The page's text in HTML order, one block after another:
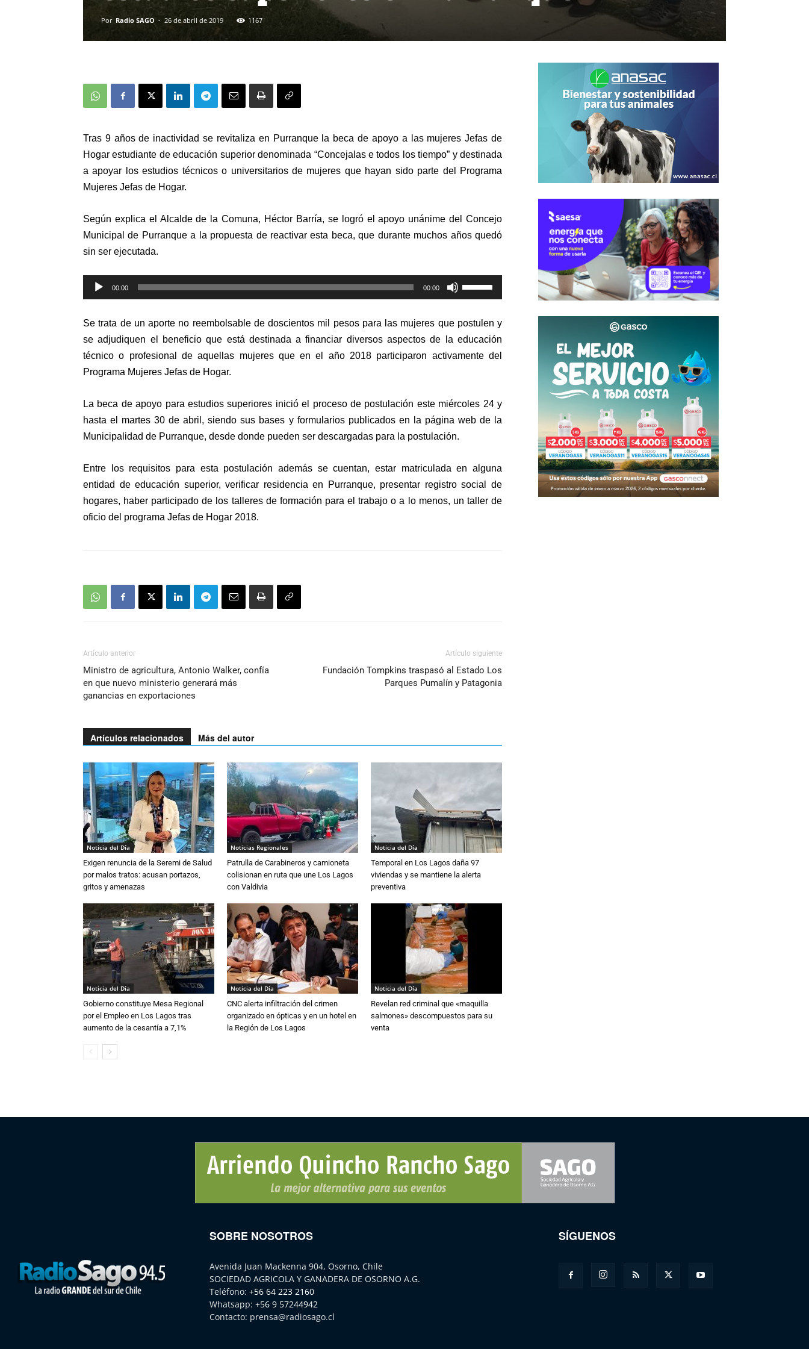
Por Radio SAGO - 26 de abril de 2019 1167
Tras 9 años de inactividad se revitaliza en Purranque la beca de apoyo a las mujeres Jefas de
Hogar estudiante de educación superior denominada “Concejalas e todos los tiempo” y destinada
a apoyar los estudios técnicos o universitarios de mujeres que hayan sido parte del Programa
Mujeres Jefas de Hogar.
Según explica el Alcalde de la Comuna, Héctor Barría, se logró el apoyo unánime del Concejo
Municipal de Purranque a la propuesta de reactivar esta beca, que durante muchos años quedó
sin ser ejecutada.
Reproductor
de
00:00 00:00
las
de
flecha
arriba/abajo
o
disminuir
Se trata de un aporte no reembolsable de doscientos mil pesos para las mujeres que postulen y
se adjudiquen el beneficio que está destinada a financiar diversos aspectos de la educación
técnico o profesional de aquellas mujeres que en el año 2018 participaron activamente del
Programa Mujeres Jefas de Hogar.
La beca de apoyo para estudios superiores inició el proceso de postulación este miércoles 24 y
hasta el martes 30 de abril, siendo sus bases y formularios publicados en la página web de la
Municipalidad de Purranque, desde donde pueden ser descargadas para la postulación.
Entre los requisitos para esta postulación además se cuentan, estar matriculada en alguna
entidad de educación superior, verificar residencia en Purranque, presentar registro social de
hogares, haber participado de los talleres de formación para el trabajo o a lo menos, un taller de
oficio del programa Jefas de Hogar 2018.
Artículo anterior
Ministro de agricultura, Antonio Walker, confía
en que nuevo ministerio generará más
ganancias en exportaciones
Artículo siguiente
Fundación Tompkins traspasó al Estado Los
Parques Pumalín y Patagonia
Artículos relacionados Más del autor
Noticia del Día
Exigen renuncia de la Seremi de Salud
por malos tratos: acusan portazos,
gritos y amenazas
Noticias Regionales
Patrulla de Carabineros y camioneta
colisionan en ruta que une Los Lagos
con Valdivia
Noticia del Día
Temporal en Los Lagos daña 97
viviendas y se mantiene la alerta
preventiva
Noticia del Día
Gobierno constituye Mesa Regional
por el Empleo en Los Lagos tras
aumento de la cesantía a 7,1%
Noticia del Día
CNC alerta infiltración del crimen
organizado en ópticas y en un hotel en
la Región de Los Lagos
Noticia del Día
Revelan red criminal que «maquilla
salmones» descompuestos para su
venta
SOBRE NOSOTROS
Avenida Juan Mackenna 904, Osorno, Chile
SOCIEDAD AGRICOLA Y GANADERA DE OSORNO A.G.
Teléfono: +56 64 223 2160
Whatsapp: +56 9 57244942
Contacto: prensa@radiosago.cl
SÍGUENOS